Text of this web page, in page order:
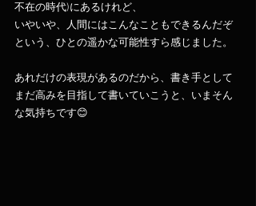
不在の時代)にあるけれど、
いやいや、人間にはこんなこともできるんだぞ
という、ひとの遥かな可能性すら感じました。
あれだけの表現があるのだから、書き手として
まだ高みを目指して書いていこうと、いまそん
な気持ちです😊